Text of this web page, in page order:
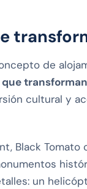
de
cultural y
Black Tomato
un